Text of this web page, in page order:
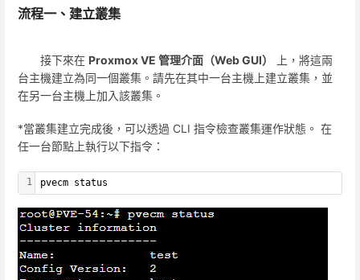
流程一、建立叢集
接下來在 Proxmox VE 管理介面（Web GUI）
上，將這兩
台主機建立為同一個叢集。請先在其中一台主機上建立叢集，並
在另一台主機上加入該叢集。
*當叢集建立完成後，可以透過 CLI 指令檢查叢集運作狀態。 在
任一台節點上執行以下指令：
1 pvecm status